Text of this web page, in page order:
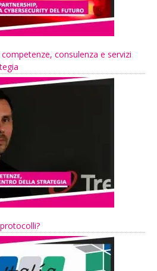
consulenza e servizi